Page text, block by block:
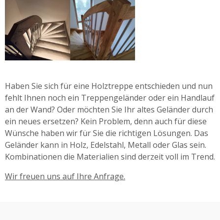
Haben Sie sich für eine Holztreppe entschieden und nun
fehlt Ihnen noch ein Treppengeländer oder ein Handlauf
an der Wand? Oder möchten Sie Ihr altes Geländer durch
ein neues ersetzen? Kein Problem, denn auch für diese
Wünsche haben wir für Sie die richtigen Lösungen. Das
Geländer kann in Holz, Edelstahl, Metall oder Glas sein.
Kombinationen die Materialien sind derzeit voll im Trend.
Wir freuen uns auf Ihre Anfrage.